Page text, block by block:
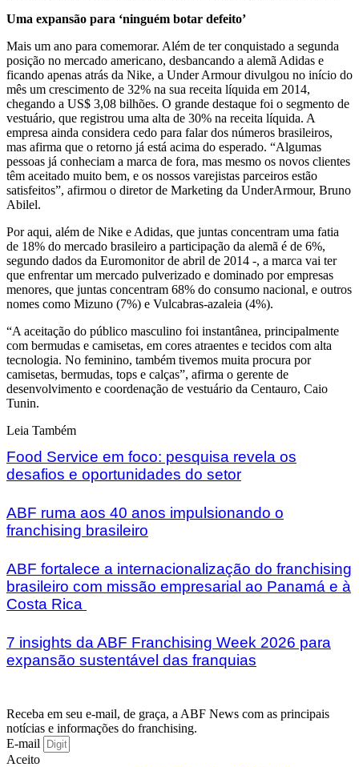
Uma expansão para ‘ninguém botar defeito’
Mais um ano para comemorar. Além de ter conquistado a segunda
posição no mercado americano, desbancando a alemã Adidas e
ficando apenas atrás da Nike, a Under Armour divulgou no início do
mês um crescimento de 32% na sua receita líquida em 2014,
chegando a US$ 3,08 bilhões. O grande destaque foi o segmento de
vestuário, que registrou uma alta de 30% na receita líquida. A
empresa ainda considera cedo para falar dos números brasileiros,
mas afirma que o retorno já está acima do esperado. “Algumas
pessoas já conheciam a marca de fora, mas mesmo os novos clientes
têm aceitado muito bem, e os nossos varejistas parceiros estão
satisfeitos”, afirmou o diretor de Marketing da UnderArmour, Bruno
Abilel.
Por aqui, além de Nike e Adidas, que juntas concentram uma fatia
de 18% do mercado brasileiro a participação da alemã é de 6%,
segundo dados da Euromonitor de abril de 2014 -, a marca vai ter
que enfrentar um mercado pulverizado e dominado por empresas
menores, que juntas concentram 68% do consumo nacional, e outros
nomes como Mizuno (7%) e Vulcabras-azaleia (4%).
“A aceitação do público masculino foi instantânea, principalmente
com bermudas e camisetas, em cores atraentes e tecidos com alta
tecnologia. No feminino, também tivemos muita procura por
camisetas, bermudas, tops e calças”, afirma o gerente de
desenvolvimento e coordenação de vestuário da Centauro, Caio
Tunin.
Leia Também
Food Service em foco: pesquisa revela os
desafios e oportunidades do setor
ABF ruma aos 40 anos impulsionando o
franchising brasileiro
ABF fortalece a internacionalização do franchising
brasileiro com missão empresarial ao Panamá e à
Costa Rica
7 insights da ABF Franchising Week 2026 para
expansão sustentável das franquias
Receba em seu e-mail, de graça, a ABF News com as principais
notícias e informações do franchising.
E-mail
Aceito